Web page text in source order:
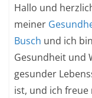
Hallo und
meiner
Busch und ich
Gesundheit und
gesunder
ist, und ich